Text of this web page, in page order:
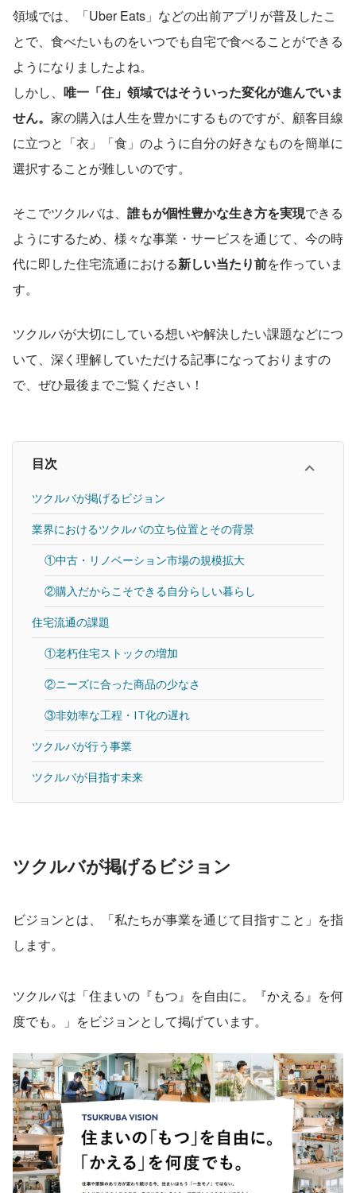
領域では、「Uber Eats」などの出前アプリが普及したこ
とで、食べたいものをいつでも自宅で食べることができる
ようになりましたよね。
しかし、 唯一「住」領域ではそういった変化が進んでいま
せん。 家の購入は人生を豊かにするものですが、顧客目線
に立つと「衣」「食」のように自分の好きなものを簡単に
選択することが難しいのです。
そこでツクルバは、 誰もが個性豊かな生き方を実現できる
ようにするため、様々な事業・サービスを通じて、今の時
代に即した住宅流通における新しい当たり前を作っていま
す。
ツクルバが大切にしている想いや解決したい課題などにつ
いて、深く理解していただける記事になっておりますの
で、ぜひ最後までご覧ください！
目次
ツクルバが掲げるビジョン
業界におけるツクルバの立ち位置とその背景
①中古・リノベーション市場の規模拡大
②購入だからこそできる自分らしい暮らし
住宅流通の課題
①老朽住宅ストックの増加
②ニーズに合った商品の少なさ
③非効率な工程・IT化の遅れ
ツクルバが行う事業
ツクルバが目指す未来
ツクルバが掲げるビジョン
ビジョンとは、「私たちが事業を通じて目指すこと」を指
します。
ツクルバは「住まいの『もつ』を自由に。『かえる』を何
度でも。」をビジョンとして掲げています。